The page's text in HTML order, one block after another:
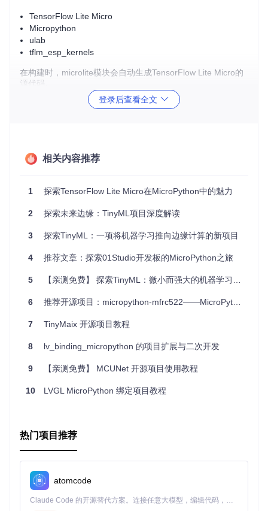
TensorFlow Lite Micro
Micropython
ulab
tflm_esp_kernels
在构建时，microlite模块会自动生成TensorFlow Lite Micro的
源代码。
ESP32 S3
RP2：
UNIX：
预构建固件
项目提供了最新的固件下载链接，用户可以根据自己的开发板
制器上进行各种TinyML实验，如：
Hello World：简单的模型训练和推理，生成近似正弦波的
Micro Speech：语音识别，通过I2S接口实时处理音频数
物。
嵌入式系统开发
项目特点
登录后查看全文
相关内容推荐
1 探索TensorFlow Lite Micro在MicroPython中的魅力
2 探索未来边缘：TinyML项目深度解读
3 探索TinyML：一项将机器学习推向边缘计算的新项目
4 推荐文章：探索01Studio开发板的MicroPython之旅
5 【亲测免费】 探索TinyML：微小而强大的机器学习新纪元
6 推荐开源项目：micropython-mfrc522——MicroPython驱动的MFRC522 RFID读卡器库
7 TinyMaix 开源项目教程
8 lv_binding_micropython 的项目扩展与二次开发
9 【亲测免费】 MCUNet 开源项目使用教程
10 LVGL MicroPython 绑定项目教程
热门项目推荐
atomcode
Claude Code 的开源替代方案。连接任意大模型，编辑代码，运行命令，自动验证 — 全自动执行。用 Rust 构建，极致性能。 ｜ An open-source alternative to Claude Code. Connect any LLM, edit code, run commands, and verify changes — autonomously. Built in Rust for speed. Get Started